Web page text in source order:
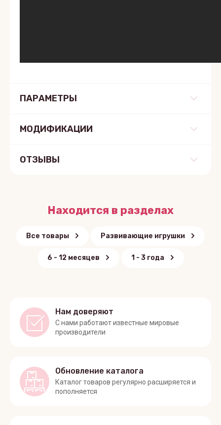
ПАРАМЕТРЫ
МОДИФИКАЦИИ
ОТЗЫВЫ
Находится в разделах
Все товары Развивающие игрушки
6 - 12 месяцев 1 - 3 года
Нам доверяют
С нами работают известные мировые
производители
Обновление каталога
Каталог товаров регулярно расширяется и
пополняется